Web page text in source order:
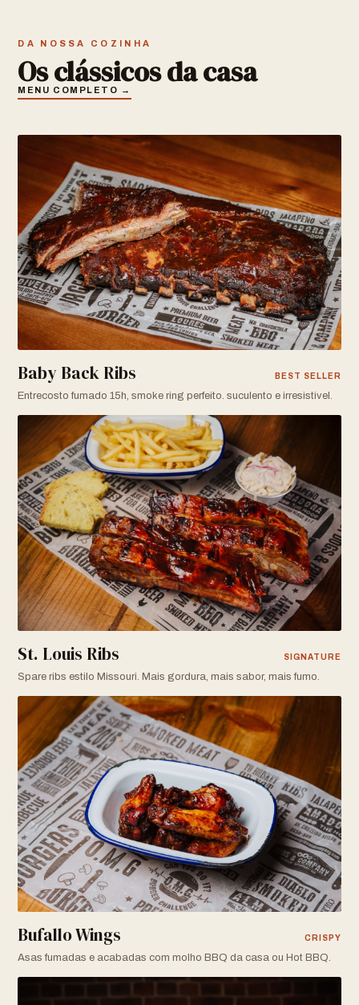
DA NOSSA COZINHA
Os clássicos da casa
MENU COMPLETO →
Baby Back Ribs BEST SELLER
Entrecosto fumado 15h, smoke ring perfeito. suculento e irresistivel.
St. Louis Ribs SIGNATURE
Spare ribs estilo Missouri. Mais gordura, mais sabor, mais fumo.
Bufallo Wings CRISPY
Asas fumadas e acabadas com molho BBQ da casa ou Hot BBQ.